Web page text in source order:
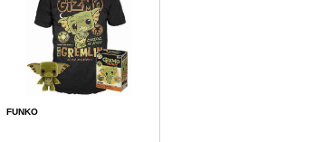
FUNKO